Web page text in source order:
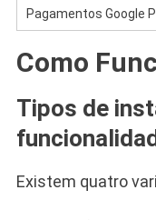
Pagamentos Google
Como
Tipos de
Existem quatro